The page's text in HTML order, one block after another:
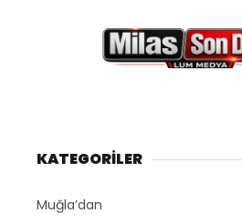
KATEGORİLER
Muğla’dan